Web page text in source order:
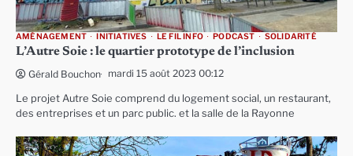
AMÉNAGEMENT INITIATIVES LE FIL INFO PODCAST SOLIDARITÉ
L’Autre Soie : le quartier prototype de l’inclusion
Gérald Bouchon mardi 15 août 2023 00:12
Le projet Autre Soie comprend du logement social, un restaurant,
des entreprises et un parc public. et la salle de la Rayonne